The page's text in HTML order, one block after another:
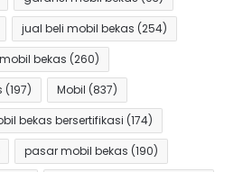
jual beli mobil bekas (254)
bekas (260)
(197) Mobil (837)
bekas bersertifikasi (174)
pasar mobil bekas (190)